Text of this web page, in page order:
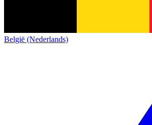
België (Nederlands)